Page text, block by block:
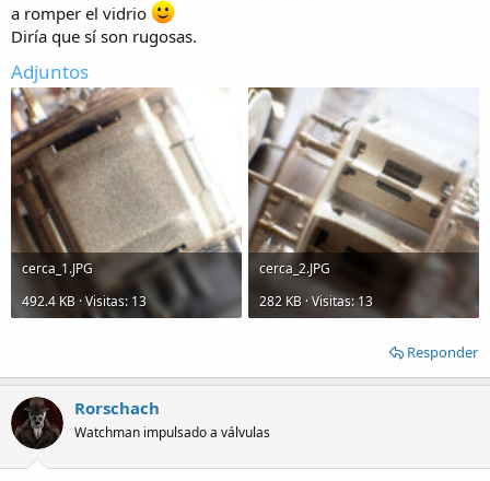
a romper el vidrio
Diría que sí son rugosas.
Adjuntos
cerca_1.JPG
492.4 KB · Visitas: 13
cerca_2.JPG
282 KB · Visitas: 13
Responder
Rorschach
Watchman impulsado a válvulas